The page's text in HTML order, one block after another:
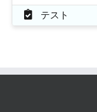
テスト